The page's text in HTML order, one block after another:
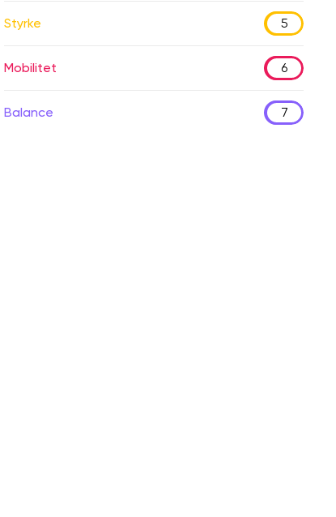
Styrke 5
Mobilitet 6
Balance 7